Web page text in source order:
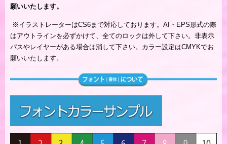
願いいたします。
※ イラストレーターはCS6まで対応しております。AI・EPS形式の際
はアウトラインを必ずかけて、全てのロックは外して下さい。非表示
パスやレイヤーがある場合は消して下さい。カラー設定はCMYKでお
願いいたします。